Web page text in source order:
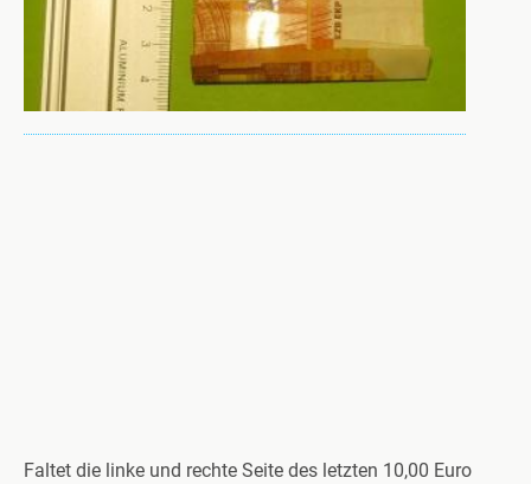
Faltet die linke und rechte Seite des letzten 10,00 Euro